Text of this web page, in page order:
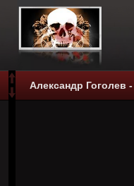
Александр Гоголев